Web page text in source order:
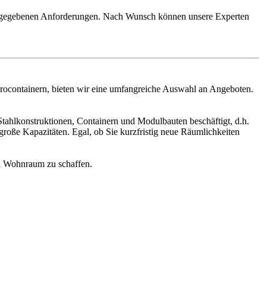
Anforderungen. Nach Wunsch können unsere Experten
bieten wir eine umfangreiche Auswahl an Angeboten.
Containern und Modulbauten beschäftigt, d.h.
Kapazitäten. Egal, ob Sie kurzfristig neue Räumlichkeiten
zu schaffen.